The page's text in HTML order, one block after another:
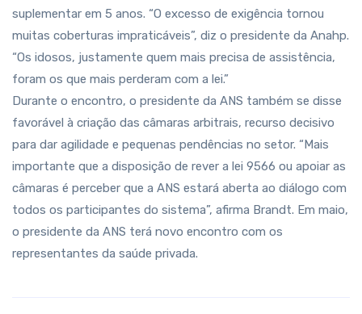
suplementar em 5 anos. “O excesso de exigência tornou
muitas coberturas impraticáveis”, diz o presidente da Anahp.
“Os idosos, justamente quem mais precisa de assistência,
foram os que mais perderam com a lei.”
Durante o encontro, o presidente da ANS também se disse
favorável à criação das câmaras arbitrais, recurso decisivo
para dar agilidade e pequenas pendências no setor. “Mais
importante que a disposição de rever a lei 9566 ou apoiar as
câmaras é perceber que a ANS estará aberta ao diálogo com
todos os participantes do sistema”, afirma Brandt. Em maio,
o presidente da ANS terá novo encontro com os
representantes da saúde privada.